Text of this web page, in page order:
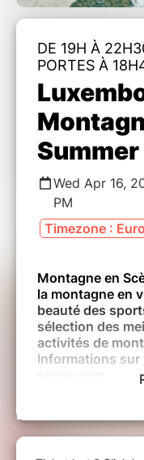
DE 19H À
PORTES À
Wed Apr 16,
PM
Timezone :
Montagne en
la montagne en
beauté des
sélection des
activités de
Informations sur
sont